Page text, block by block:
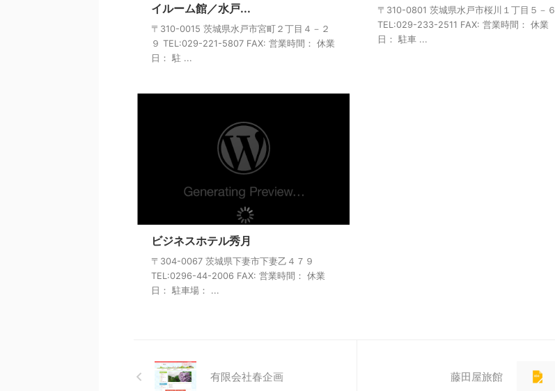
イルーム館／水戸...
〒310-0015 茨城県水戸市宮町２丁目４－２
９ TEL:029-221-5807 FAX: 営業時間： 休業
日： 駐 ...
〒310-0801 茨城県水戸市桜川１丁目５－６
TEL:029-233-2511 FAX: 営業時間： 休業
日： 駐車 ...
ビジネスホテル秀月
〒304-0067 茨城県下妻市下妻乙４７９
TEL:0296-44-2006 FAX: 営業時間： 休業
日： 駐車場： ...
有限会社春企画 藤田屋旅館